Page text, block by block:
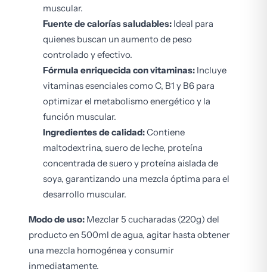
muscular.
Fuente de calorías saludables: Ideal para
quienes buscan un aumento de peso
controlado y efectivo.
Fórmula enriquecida con vitaminas: Incluye
vitaminas esenciales como C, B1 y B6 para
optimizar el metabolismo energético y la
función muscular.
Ingredientes de calidad:Contiene
maltodextrina, suero de leche, proteína
concentrada de suero y proteína aislada de
soya, garantizando una mezcla óptima para el
desarrollo muscular.
Modo de uso: Mezclar 5 cucharadas (220g) del
producto en 500ml de agua, agitar hasta obtener
una mezcla homogénea y consumir
inmediatamente.